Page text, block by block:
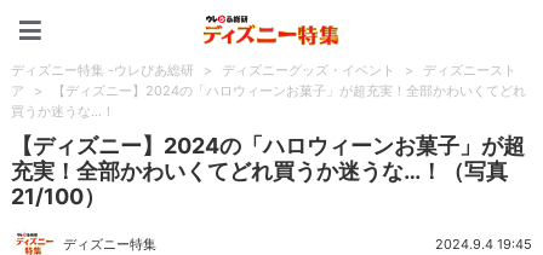
ディズニー特集 -ウレぴあ総研 > ディズニーグッズ・イベント >
ディズニースト
ア
>
【ディズニー】2024の「ハロウィーンお菓子」が超充実！全部かわいくてどれ
買うか迷うな…！
【ディズニー】2024の「ハロウィーンお菓子」が超
充実！全部かわいくてどれ買うか迷うな…！（写真
21/100）
ディズニー特集 2024.9.4 19:45